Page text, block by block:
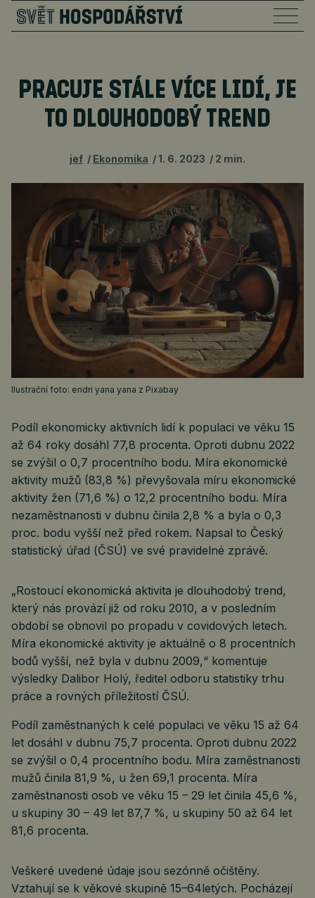
PRACUJE STÁLE VÍCE LIDÍ, JE
TO DLOUHODOBÝ TREND
jef Ekonomika 1. 6. 2023 2 min.
Ilustrační foto: endri yana yana z Pixabay
Podíl ekonomicky aktivních lidí k populaci ve věku 15
až 64 roky dosáhl 77,8 procenta. Oproti dubnu 2022
se zvýšil o 0,7 procentního bodu. Míra ekonomické
aktivity mužů (83,8 %) převyšovala míru ekonomické
aktivity žen (71,6 %) o 12,2 procentního bodu. Míra
nezaměstnanosti v dubnu činila 2,8 % a byla o 0,3
proc. bodu vyšší než před rokem. Napsal to Český
statistický úřad (ČSÚ) ve své pravidelné zprávě.
„Rostoucí ekonomická aktivita je dlouhodobý trend,
který nás provází již od roku 2010, a v posledním
období se obnovil po propadu v covidových letech.
Míra ekonomické aktivity je aktuálně o 8 procentních
bodů vyšší, než byla v dubnu 2009,“ komentuje
výsledky Dalibor Holý, ředitel odboru statistiky trhu
práce a rovných příležitostí ČSÚ.
Podíl zaměstnaných k celé populaci ve věku 15 až 64
let dosáhl v dubnu 75,7 procenta. Oproti dubnu 2022
se zvýšil o 0,4 procentního bodu. Míra zaměstnanosti
mužů činila 81,9 %, u žen 69,1 procenta. Míra
zaměstnanosti osob ve věku 15 – 29 let činila 45,6 %,
u skupiny 30 – 49 let 87,7 %, u skupiny 50 až 64 let
81,6 procenta.
Veškeré uvedené údaje jsou sezónně očištěny.
Vztahují se k věkové skupině 15–64letých. Pocházejí